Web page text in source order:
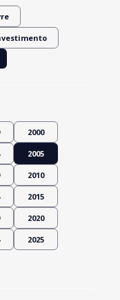
2000
2005
2010
2015
2020
2025